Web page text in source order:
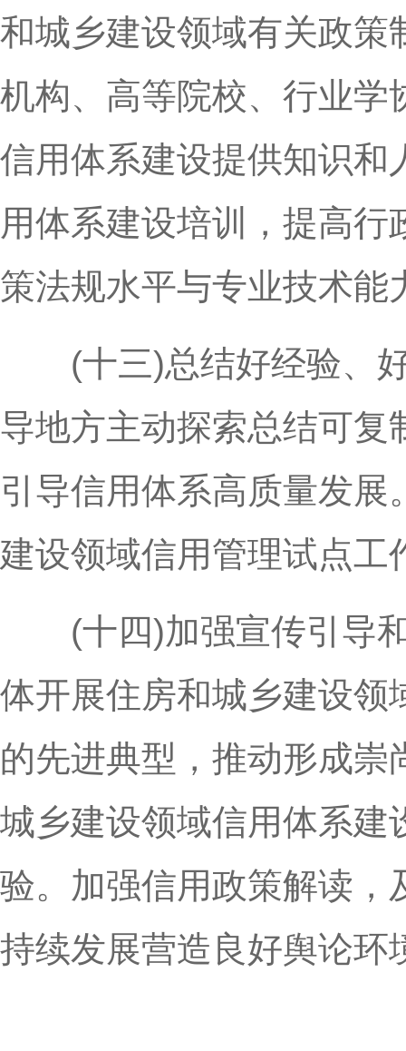
和城乡建设领域有关政策
机构、高等院校、行业学
信用体系建设提供知识和
用体系建设培训，提高
策法规水平与专业技术能
(十三)总结好经验、好
导地方主动探索总结可复
引导信用体系高质量发
建设领域信用管理试点工
(十四)加强宣传引导和
体开展住房和城乡建设领
的先进典型，推动形成
城乡建设领域信用体系建
验。加强信用政策解读，
持续发展营造良好舆论环